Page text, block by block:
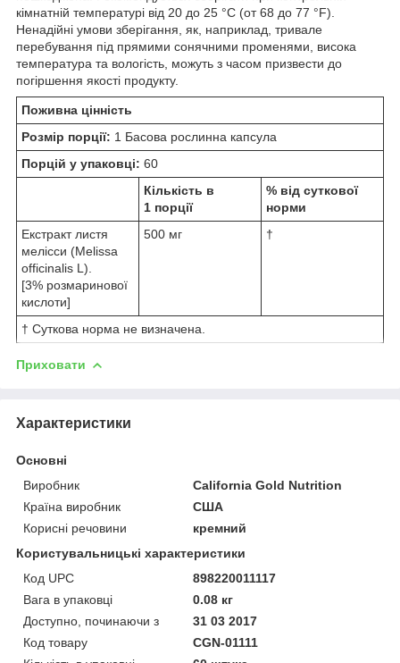
кімнатній температурі від 20 до 25 °C (от 68 до 77 °F).
Ненадійні умови зберігання, як, наприклад, тривале
перебування під прямими сонячними променями, висока
температура та вологість, можуть з часом призвести до
погіршення якості продукту.
Поживна цінність
Розмір порції: 1 Басова рослинна капсула
Порцій у упаковці: 60
Кількість в
1 порції
% від суткової
норми
Екстракт листя
мелісси (Melissa
officinalis L).
[3% розмаринової
кислоти]
500 мг †
† Суткова норма не визначена.
Приховати
Характеристики
Основні
Виробник
California Gold Nutrition
Країна виробник
США
Корисні речовини
кремний
Користувальницькі характеристики
Код UPC
898220011117
Вага в упаковці
0.08 кг
Доступно, починаючи з
31 03 2017
Код товару
CGN-01111